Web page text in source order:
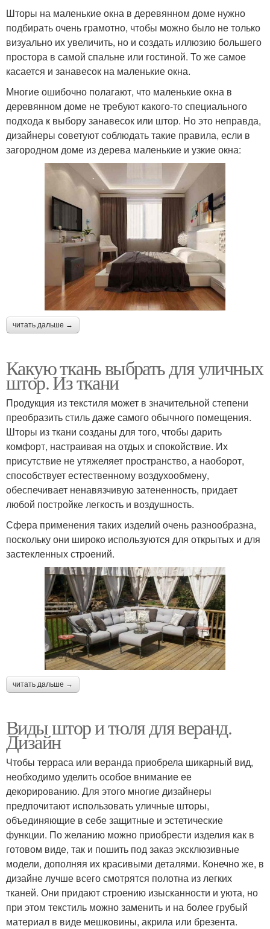
Шторы на маленькие окна в деревянном доме нужно
подбирать очень грамотно, чтобы можно было не только
визуально их увеличить, но и создать иллюзию большего
простора в самой спальне или гостиной. То же самое
касается и занавесок на маленькие окна.
Многие ошибочно полагают, что маленькие окна в
деревянном доме не требуют какого-то специального
подхода к выбору занавесок или штор. Но это неправда,
дизайнеры советуют соблюдать такие правила, если в
загородном доме из дерева маленькие и узкие окна:
читать дальше →
Какую ткань выбрать для уличных
штор. Из ткани
Продукция из текстиля может в значительной степени
преобразить стиль даже самого обычного помещения.
Шторы из ткани созданы для того, чтобы дарить
комфорт, настраивая на отдых и спокойствие. Их
присутствие не утяжеляет пространство, а наоборот,
способствует естественному воздухообмену,
обеспечивает ненавязчивую затененность, придает
любой постройке легкость и воздушность.
Сфера применения таких изделий очень разнообразна,
поскольку они широко используются для открытых и для
застекленных строений.
читать дальше →
Виды штор и тюля для веранд.
Дизайн
Чтобы терраса или веранда приобрела шикарный вид,
необходимо уделить особое внимание ее
декорированию. Для этого многие дизайнеры
предпочитают использовать уличные шторы,
объединяющие в себе защитные и эстетические
функции. По желанию можно приобрести изделия как в
готовом виде, так и пошить под заказ эксклюзивные
модели, дополняя их красивыми деталями. Конечно же, в
дизайне лучше всего смотрятся полотна из легких
тканей. Они придают строению изысканности и уюта, но
при этом текстиль можно заменить и на более грубый
материал в виде мешковины, акрила или брезента.